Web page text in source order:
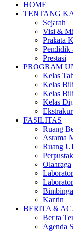
HOME
TENTANG
Sejarah
Visi &
Prakata
Pendidik
Prestasi
PROGRAM
Kelas
Kelas
Kelas
Kelas
FASILITAS
Ruang
Asrama
Ruang
Olahraga
Kantin
BERITA &
Berita
Agenda